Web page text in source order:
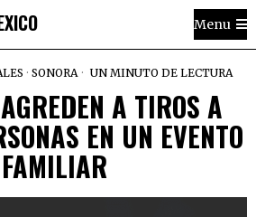
Menu
· SONORA UN MINUTO DE LECTURA
A TIROS A
EN UN EVENTO
FAMILIAR